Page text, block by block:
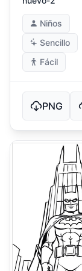
Niños
Sencillo
Fácil
PNG